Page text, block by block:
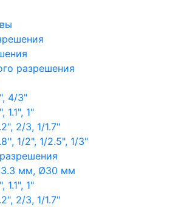
разрешения
4/3"
1"
2/3, 1/1.7"
1/2", 1/2.5", 1/3"
мм, Ø30 мм
1"
2/3, 1/1.7"